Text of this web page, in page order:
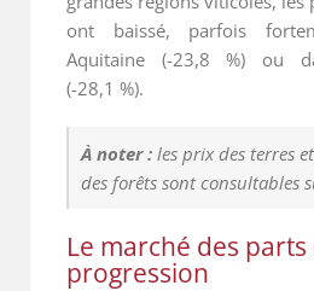
ont baissé, parfois
Aquitaine (-23,8 %) ou
(-28,1 %).
À noter : les prix des terres
des forêts sont consultables
Le marché des
progression